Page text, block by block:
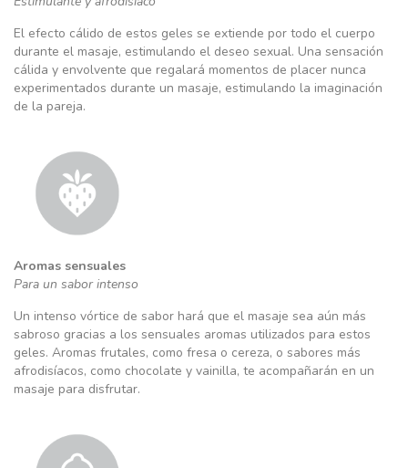
El efecto cálido de estos geles se extiende por todo el cuerpo
durante el masaje, estimulando el deseo sexual. Una sensación
cálida y envolvente que regalará momentos de placer nunca
experimentados durante un masaje, estimulando la imaginación
de la pareja.
Aromas sensuales
Para un sabor intenso
Un intenso vórtice de sabor hará que el masaje sea aún más
sabroso gracias a los sensuales aromas utilizados para estos
geles. Aromas frutales, como fresa o cereza, o sabores más
afrodisíacos, como chocolate y vainilla, te acompañarán en un
masaje para disfrutar.